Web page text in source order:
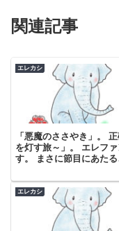
関連記事
エレカシ
「悪魔のささやき」。
を灯す旅～」。 エレフ
す。 まさに節目にあた
エレカシ